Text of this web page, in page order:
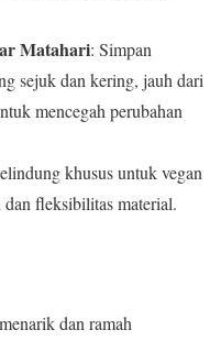
Matahari: Simpan
sejuk dan kering, jauh dari
mencegah perubahan
khusus untuk vegan
fleksibilitas material.
dan ramah